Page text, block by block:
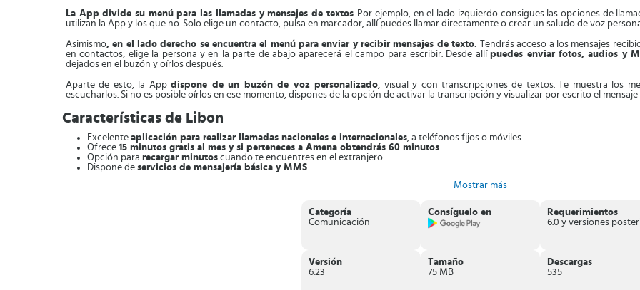
La App divide su menú para las llamadas y mensajes de textos. Por ejemplo, en el lado izquierdo consigues las opciones de
utilizan la App y los que no. Solo elige un contacto, pulsa en marcador, allí puedes llamar directamente o crear un saludo de voz
Asimismo, en el lado derecho se encuentra el menú para enviar y recibir mensajes de texto.
Tendrás acceso a los mensajes
en contactos, elige la persona y en la parte de abajo aparecerá el campo para escribir. Desde allípuedes enviar fotos, audios y
dejados en el buzón y oírlos después.
Aparte de esto, la Appdispone de un buzón de voz personalizado, visual y con transcripciones de textos. Te muestra los
escucharlos. Si no es posible oírlos en ese momento, dispones de la opción de activar la transcripción y visualizar por escrito el mensaje
Características de Libon
Excelente aplicación para realizar llamadas nacionales e internacionales, a teléfonos fijos o móviles.
Ofrece 15 minutos gratis al mes y si perteneces a Amena obtendrás 60 minutos
Opción para recargar minutos cuando te encuentres en el extranjero.
Dispone de servicios de mensajería básica y MMS.
es una aplicación de comunicación práctica. Ofrece llamadas locales e internacionales a precios razonables, junto
Mostrar más
Categoría
Comunicación
Consíguelo en
Requerimientos
Versión
6.23
Tamaño
75 MB
Descargas
535